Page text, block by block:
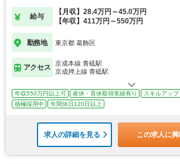
給与
【月収】28.4万円～45.0万円
【年収】411万円～550万円
勤務地 東京都 葛飾区
アクセス
京成本線 青砥駅
京成押上線 青砥駅
年収550万円以上可 産休・育休取得実績有り スキルアップ
積極採用中
年間休日120日以上
求人の詳細を見る この求人に